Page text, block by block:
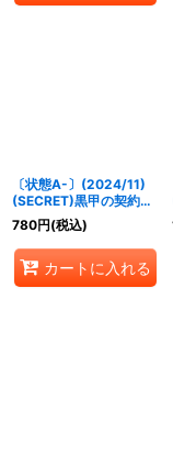
〔状態A-〕(2024/11)
(SECRET)黒甲の契約神
テスカトリポカ【契約X-
SEC】{BSC44-CX03}
《白》
780円(税込)
カートに入れる